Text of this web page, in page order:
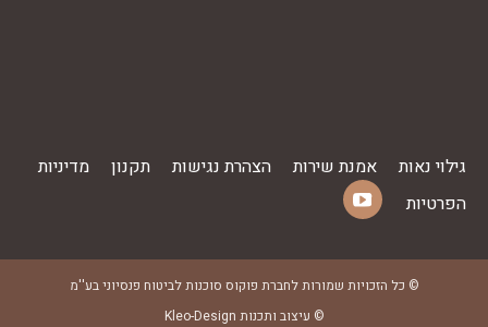
גילוי נאות אמנת שירות הצהרת נגישות תקנון
מדיניות
הפרטיות
YouTube
in
© כל הזכויות שמורות לחברת פוקוס סוכנות לביטוח פנסיוני בע''מ
© עיצוב ותכנות Kleo-Design